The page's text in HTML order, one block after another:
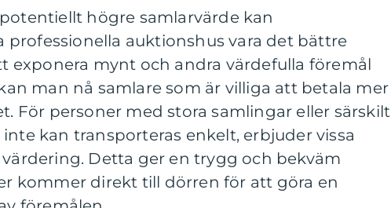
högre samlarvärde kan
professionella auktionshus vara det bättre
exponera mynt och andra värdefulla föremål
man nå samlare som är villiga att betala mer
För personer med stora samlingar eller särskilt
kan transporteras enkelt, erbjuder vissa
Detta ger en trygg och bekväm
kommer direkt till dörren för att göra en